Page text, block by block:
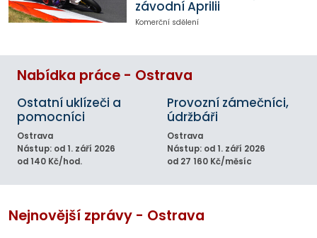
závodní Aprilii
Komerční sdělení
Nabídka práce - Ostrava
Ostatní uklízeči a
pomocníci
Ostrava
Nástup: od 1. září 2026
od 140 Kč/hod.
Provozní zámečníci,
údržbáři
Ostrava
Nástup: od 1. září 2026
od 27 160 Kč/měsíc
Nejnovější zprávy - Ostrava